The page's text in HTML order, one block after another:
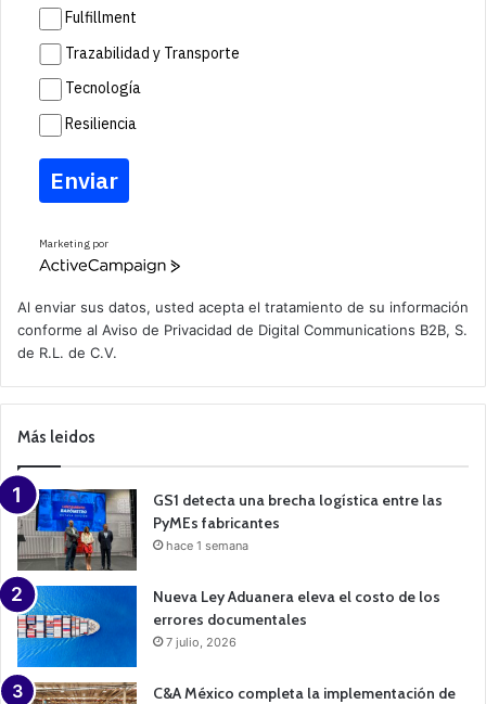
Fulfillment
Trazabilidad y Transporte
Tecnología
Resiliencia
Enviar
Marketing por
A
v
e
a
m
a
n
Al enviar sus datos, usted acepta el tratamiento de su información
conforme al Aviso de Privacidad de Digital Communications B2B, S.
de R.L. de C.V.
Más leidos
GS1 detecta una brecha logística entre las
PyMEs fabricantes
hace 1 semana
Nueva Ley Aduanera eleva el costo de los
errores documentales
7 julio, 2026
C&A México completa la implementación de